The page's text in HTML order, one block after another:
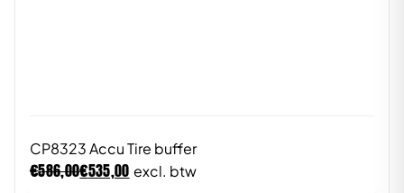
CP8323 Accu Tire buffer
€586,00€535,00 excl. btw